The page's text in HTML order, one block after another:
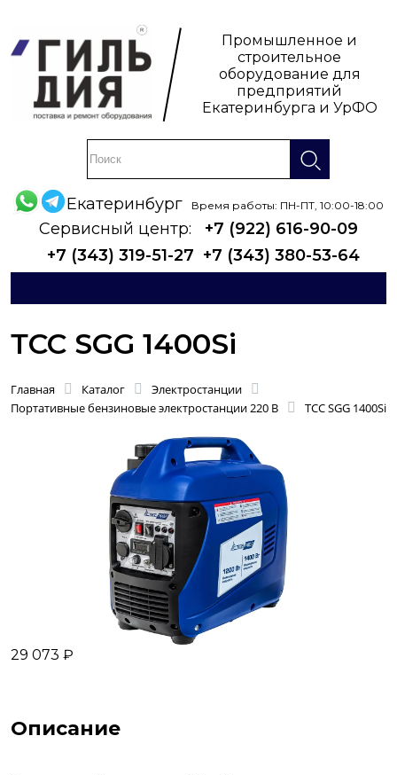
Промышленное и
строительное
оборудование для
предприятий
Екатеринбурга и УрФО
Екатеринбург Время работы: ПН-ПТ, 10:00-18:00
Сервисный центр:
+7 (922) 616-90-09
+7 (343) 319-51-27 +7 (343) 380-53-64
ТСС SGG 1400Si
Главная Каталог
Электростанции
Портативные бензиновые электростанции 220 В
ТСС SGG 1400Si
29 073 ₽
Описание